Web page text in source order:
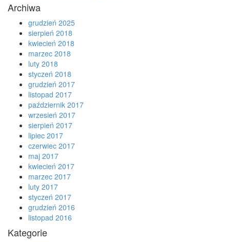
Archiwa
grudzień 2025
sierpień 2018
kwiecień 2018
marzec 2018
luty 2018
styczeń 2018
grudzień 2017
listopad 2017
październik 2017
wrzesień 2017
sierpień 2017
lipiec 2017
czerwiec 2017
maj 2017
kwiecień 2017
marzec 2017
luty 2017
styczeń 2017
grudzień 2016
listopad 2016
Kategorie